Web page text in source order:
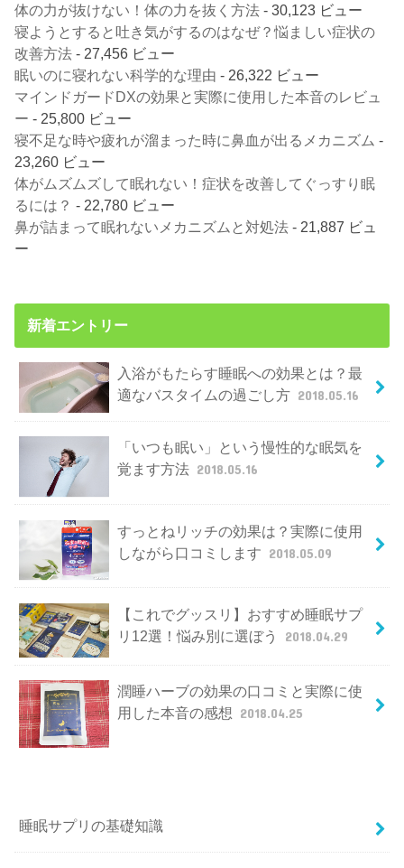
体の力が抜けない！体の力を抜く方法 - 30,123 ビュー
寝ようとすると吐き気がするのはなぜ？悩ましい症状の
改善方法 - 27,456 ビュー
眠いのに寝れない科学的な理由 - 26,322 ビュー
マインドガードDXの効果と実際に使用した本音のレビュ
ー - 25,800 ビュー
寝不足な時や疲れが溜まった時に鼻血が出るメカニズム -
23,260 ビュー
体がムズムズして眠れない！症状を改善してぐっすり眠
るには？ - 22,780 ビュー
鼻が詰まって眠れないメカニズムと対処法 - 21,887 ビュ
ー
新着エントリー
入浴がもたらす睡眠への効果とは？最
適なバスタイムの過ごし方 2018.05.16
「いつも眠い」という慢性的な眠気を
覚ます方法 2018.05.16
すっとねリッチの効果は？実際に使用
しながら口コミします 2018.05.09
【これでグッスリ】おすすめ睡眠サプ
リ12選！悩み別に選ぼう
2018.04.29
潤睡ハーブの効果の口コミと実際に使
用した本音の感想 2018.04.25
睡眠サプリの基礎知識